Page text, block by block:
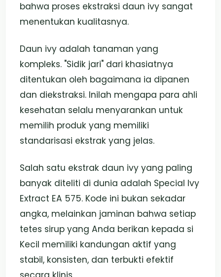
bahwa proses ekstraksi daun ivy sangat
menentukan kualitasnya.
Daun ivy adalah tanaman yang
kompleks. "Sidik jari" dari khasiatnya
ditentukan oleh bagaimana ia dipanen
dan diekstraksi. Inilah mengapa para ahli
kesehatan selalu menyarankan untuk
memilih produk yang memiliki
standarisasi ekstrak yang jelas.
Salah satu ekstrak daun ivy yang paling
banyak diteliti di dunia adalah Special Ivy
Extract EA 575. Kode ini bukan sekadar
angka, melainkan jaminan bahwa setiap
tetes sirup yang Anda berikan kepada si
Kecil memiliki kandungan aktif yang
stabil, konsisten, dan terbukti efektif